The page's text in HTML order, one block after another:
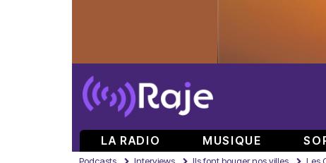
LA RADIO MUSIQUE